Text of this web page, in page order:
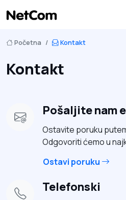
Početna Kontakt
Kontakt
Pošaljite nam
Ostavite poruku
Odgovoriti ćemo u
Ostavi poruku
Telefonski